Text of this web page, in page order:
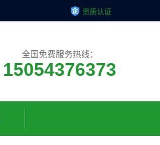
资质认证
全国免费服务热线：
15054376373